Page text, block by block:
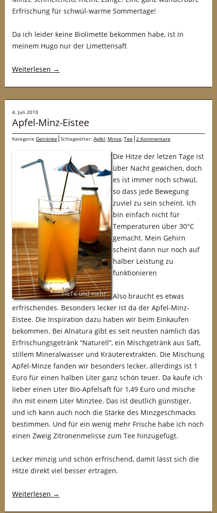
Erfrischung für schwül-warme Sommertage!
Da ich leider keine Biolimette bekommen habe, ist in
meinem Hugo nur der Limettensaft
Weiterlesen →
4. Juli 2010
Apfel-Minz-Eistee
Kategorie Getränke Schlagwörter: Apfel, Minze, Tee 2 Kommentare
Die Hitze der letzen Tage ist
über Nacht gewichen, doch
es ist immer noch schwül,
so dass jede Bewegung
zuviel zu sein scheint. Ich
bin einfach nicht für
Temperaturen über 30°C
gemacht. Mein Gehirn
scheint dann nur noch auf
halber Leistung zu
funktionieren
Also braucht es etwas
erfrischendes. Besonders lecker ist da der Apfel-Minz-
Eistee. Die Inspiration dazu haben wir beim Einkaufen
bekommen. Bei Alnatura gibt es seit neusten nämlich das
Erfrischungsgetränk “Naturell”, ein Mischgetränk aus Saft,
stillem Mineralwasser und Kräuterextrakten. Die Mischung
Apfel-Minze fanden wir besonders lecker, allerdings ist 1
Euro für einen halben Liter ganz schön teuer. Da kaufe ich
lieber einen Liter Bio-Apfelsaft für 1,49 Euro und mische
ihn mit einem Liter Minztee. Das ist deutlich günstiger,
und ich kann auch noch die Stärke des Minzgeschmacks
bestimmen. Und für ein wenig mehr Frische habe ich noch
einen Zweig Zitronenmelisse zum Tee hinzugefügt.
Lecker minzig und schön erfrischend, damit lässt sich die
Hitze direkt viel besser ertragen.
Weiterlesen →